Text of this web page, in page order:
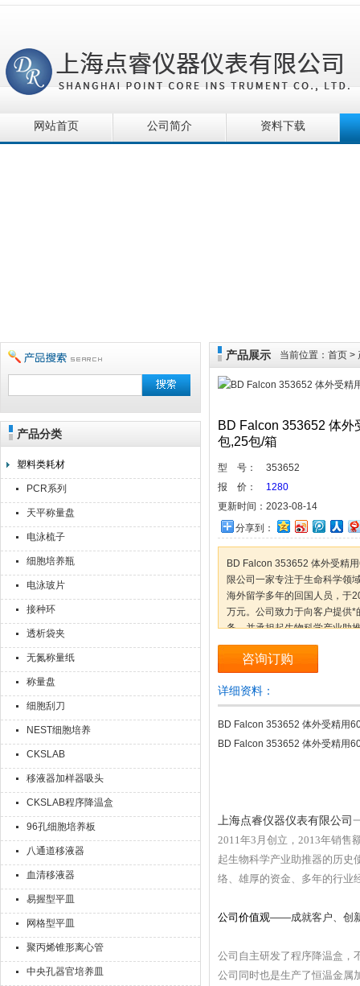
上海点睿仪器仪表有限公司
网站首页 公司简介 资料下载
产品分类
塑料类耗材
PCR系列
天平称量盘
电泳梳子
细胞培养瓶
电泳玻片
接种环
透析袋夹
无氮称量纸
称量盘
细胞刮刀
NEST细胞培养
CKSLAB
移液器加样器吸头
CKSLAB程序降温盒
96孔细胞培养板
八通道移液器
血清移液器
易握型平皿
网格型平皿
聚丙烯锥形离心管
中央孔器官培养皿
产品展示 当前位置： 首页 >
BD Falcon 353652 体外
包,25包/箱
型 号：
353652
报 价：
1280
更新时间： 2023-08-14
分享到：
BD Falcon 353652 体外受精
限公司一家专注于生命科学领
海外留学多年的回国人员，于
万元。公司致力于向客户提供
务，并承担起生物科学产业助
的发展。优秀的员工、科
咨询订购
详细资料：
BD Falcon 353652 体外受精用
BD Falcon 353652 体外受精用
上海点睿仪器仪表有限公司
2011年3月创立，2013年销售
起生物科学产业助推器的历史
络、雄厚的资金、多年的行业
公司价值观——成就客户、创
公司自主研发了程序降温盒，
公司同时也是生产了恒温金属